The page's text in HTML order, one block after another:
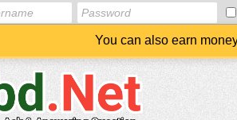
You can also earn